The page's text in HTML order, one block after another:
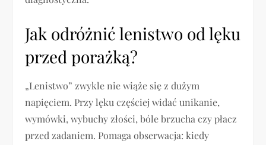
Jak odróżnić lenistwo od lęku
przed porażką?
„Lenistwo” zwykle nie wiąże się z dużym
napięciem. Przy lęku częściej widać unikanie,
wymówki, wybuchy złości, bóle brzucha czy płacz
przed zadaniem. Pomaga obserwacja: kiedy